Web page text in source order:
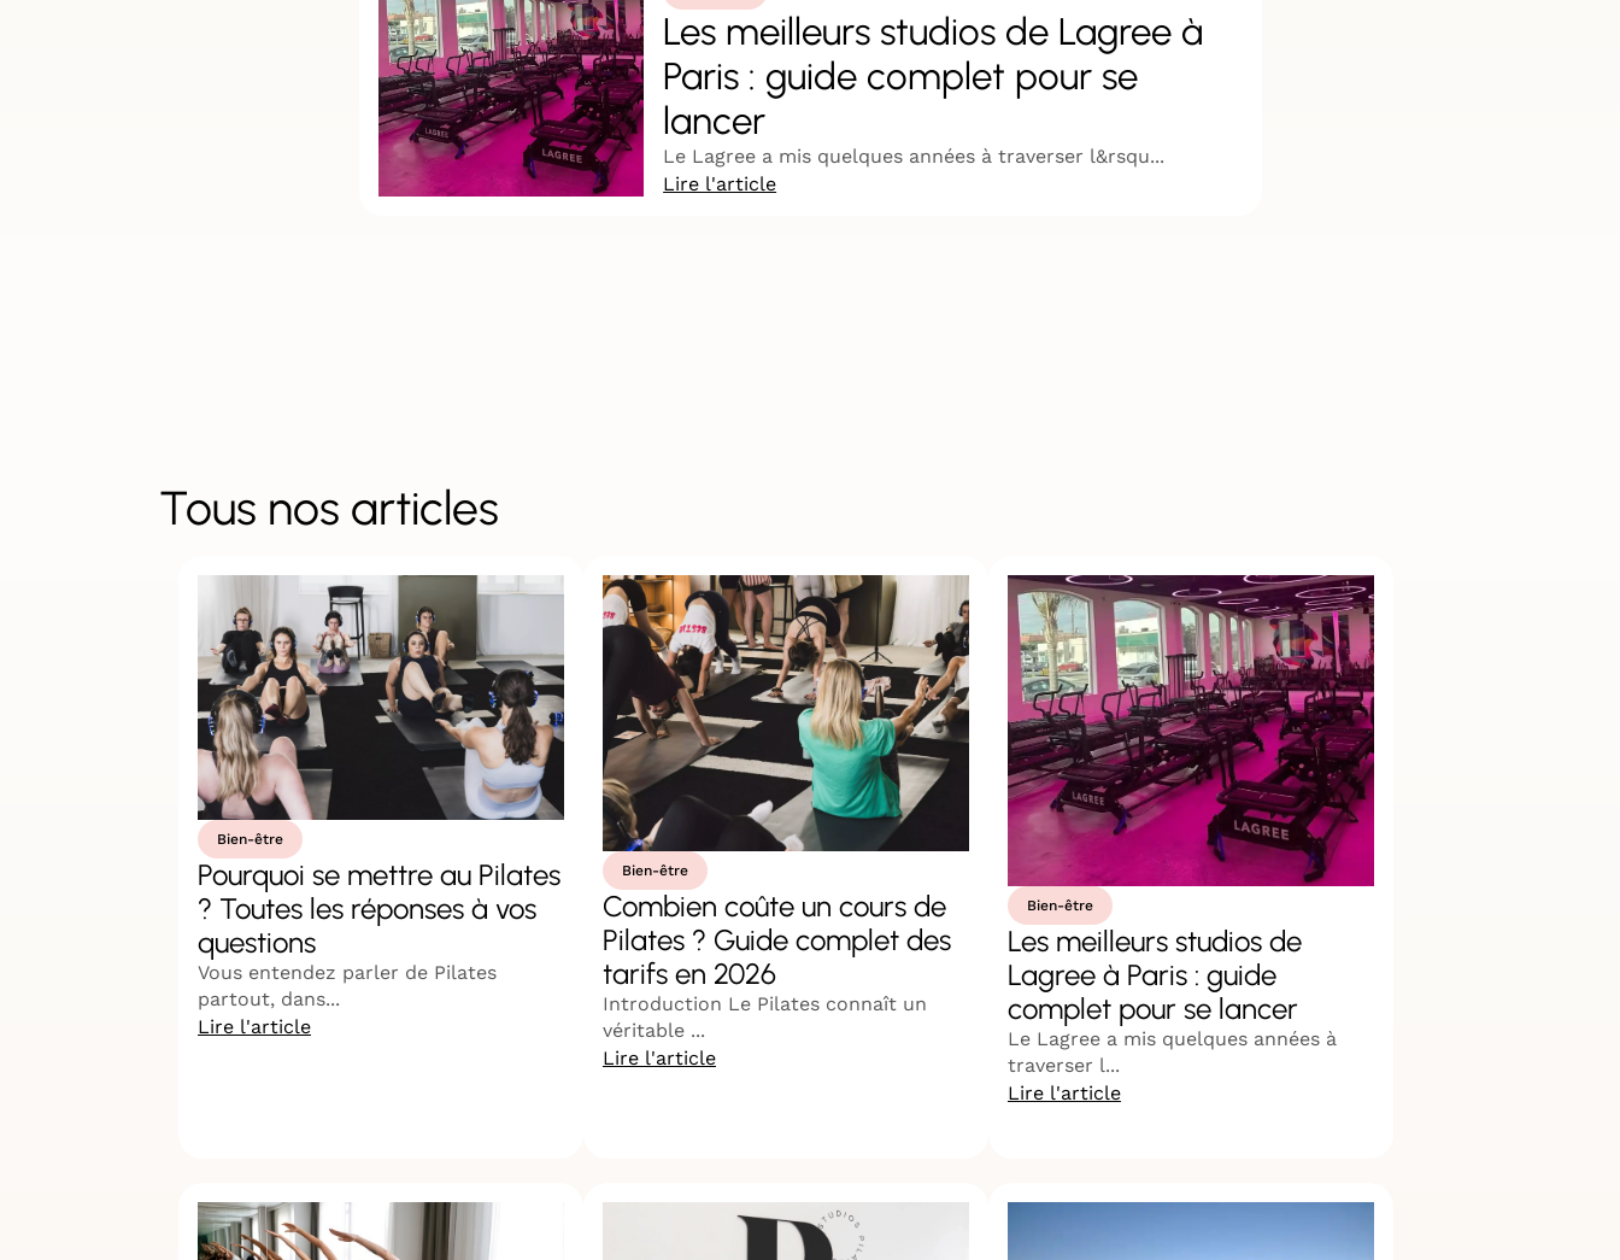
Les meilleurs studios de Lagree à
Paris : guide complet pour se
lancer
Le Lagree a mis quelques années à traverser l&rsqu...
Lire l'article
Tous nos articles
Bien-être
Pourquoi se mettre au Pilates
? Toutes les réponses à vos
questions
Vous entendez parler de Pilates
partout, dans...
Lire l'article
Bien-être
Combien coûte un cours de
Pilates ? Guide complet des
tarifs en 2026
Introduction Le Pilates connaît un
véritable ...
Lire l'article
Bien-être
Les meilleurs studios de
Lagree à Paris : guide
complet pour se lancer
Le Lagree a mis quelques années à
traverser l...
Lire l'article